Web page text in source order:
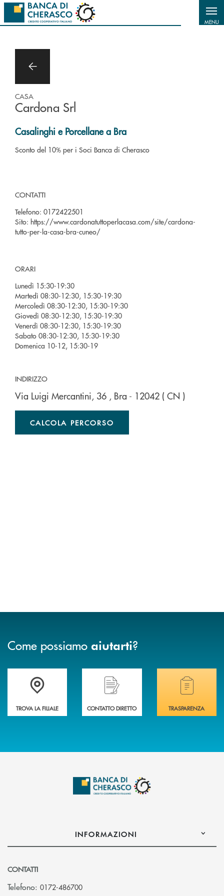
Salta al contenuto principale
MENU
CASA
Cardona Srl
Casalinghi e Porcellane a Bra
Sconto del 10% per i Soci Banca di Cherasco
CONTATTI
Telefono: 0172422501
Sito: https://www.cardonatuttoperlacasa.com/site/cardona-
tutto-per-la-casa-bra-cuneo/
ORARI
Lunedì 15:30-19:30
Martedì 08:30-12:30, 15:30-19:30
Mercoledì 08:30-12:30, 15:30-19:30
Giovedì 08:30-12:30, 15:30-19:30
Venerdì 08:30-12:30, 15:30-19:30
Sabato 08:30-12:30, 15:30-19:30
Domenica 10-12, 15:30-19
INDIRIZZO
Via Luigi Mercantini, 36 , Bra - 12042 ( CN )
CALCOLA PERCORSO
Come possiamo aiutarti?
Accedi all' elenco completo delle filiali .
TROVA LA FILIALE
Hai bisogno di assistenza immediata?
CONTATTO DIRETTO
Hai bisogno di
TRASPARENZA
INFORMAZIONI
CONTATTI
Telefono: 0172-486700